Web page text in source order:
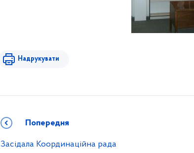
Надрукувати
Попередня
Засідала Координаційна рада